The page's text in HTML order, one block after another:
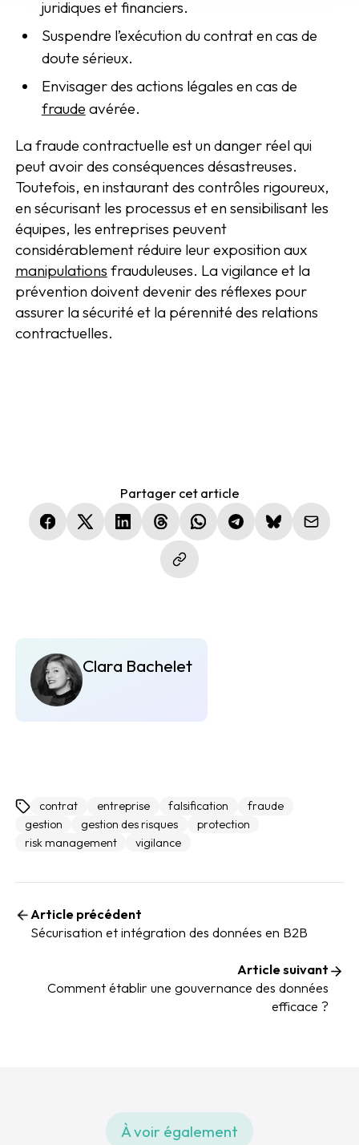
juridiques et financiers.
Suspendre l’exécution du contrat en cas de
doute sérieux.
Envisager des actions légales en cas de
fraude avérée.
La fraude contractuelle est un danger réel qui
peut avoir des conséquences désastreuses.
Toutefois, en instaurant des contrôles rigoureux,
en sécurisant les processus et en sensibilisant les
équipes, les entreprises peuvent
considérablement réduire leur exposition aux
manipulations frauduleuses. La vigilance et la
prévention doivent devenir des réflexes pour
assurer la sécurité et la pérennité des relations
contractuelles.
Partager cet article
(nouvelle fenêtre)
(nouvelle fenêtre)
(nouvelle fenêtre)
(nouvelle fenêtre)
(nouvelle fenêtre)
(nouvelle fenêtre)
(nouvelle
Clara Bachelet
contrat entreprise falsification
fraude
gestion
gestion des risques
protection
risk management
vigilance
Article précédent
Sécurisation et intégration des données en B2B
Article suivant
Comment établir une gouvernance des données
efficace ?
À voir également